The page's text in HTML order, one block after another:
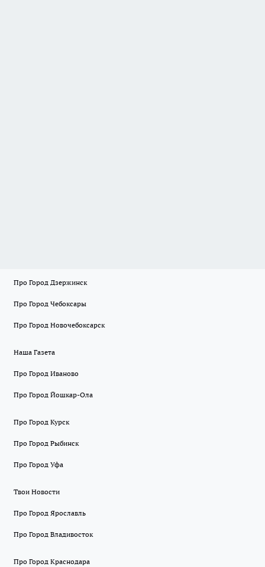
Про Город Дзержинск
Про Город Чебоксары
Про Город Новочебоксарск
Наша Газета
Про Город Иваново
Про Город Йошкар-Ола
Про Город Курск
Про Город Рыбинск
Про Город Уфа
Твои Новости
Про Город Ярославль
Про Город Владивосток
Про Город Краснодара